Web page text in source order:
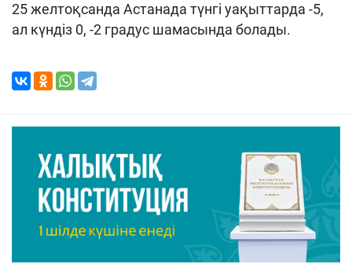
25 желтоқсанда Астанада түнгі уақыттарда -5,
ал күндіз 0, -2 градус шамасында болады.